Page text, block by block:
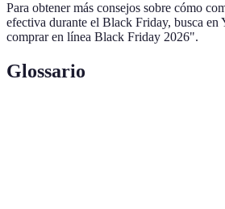
Para obtener más consejos sobre cómo
efectiva durante el Black Friday, busca en
comprar en línea Black Friday 2026".
Glossario